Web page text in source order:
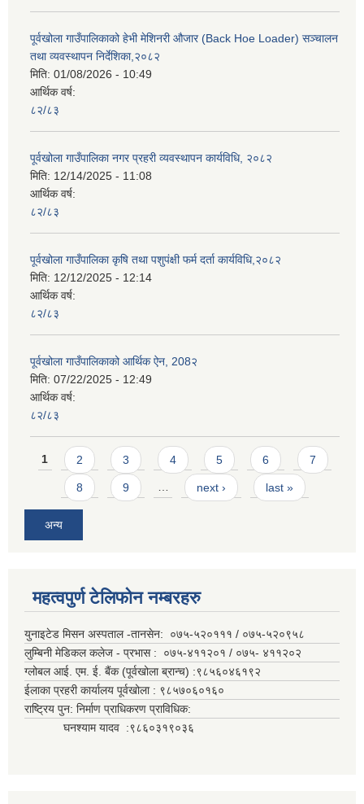
पूर्वखोला गाउँपालिकाको हेभी मेशिनरी औजार (Back Hoe Loader) सञ्चालन
तथा व्यवस्थापन निर्देशिका,२०८२
मिति: 01/08/2026 - 10:49
आर्थिक वर्ष:
८२/८३
पूर्वखोला गाउँपालिका नगर प्रहरी व्यवस्थापन कार्यविधि, २०८२
मिति: 12/14/2025 - 11:08
आर्थिक वर्ष:
८२/८३
पूर्वखोला गाउँपालिका कृषि तथा पशुपंक्षी फर्म दर्ता कार्यविधि,२०८२
मिति: 12/12/2025 - 12:14
आर्थिक वर्ष:
८२/८३
पूर्वखोला गाउँपालिकाको आर्थिक ऐन, 208२
मिति: 07/22/2025 - 12:49
आर्थिक वर्ष:
८२/८३
Pages
1 2 3 4 5 6 7
8 9 … next › last »
अन्य
महत्वपुर्ण टेलिफोन नम्बरहरु
युनाइटेड मिसन अस्पताल -तानसेन: ०७५-५२०१११ / ०७५-५२०९५८
लुम्बिनी मेडिकल कलेज - प्रभास : ०७५-४११२०१ / ०७५- ४११२०२
ग्लोबल आई. एम. ई. बैंक (पूर्वखोला ब्रान्च) :९८५६०४६१९२
ईलाका प्रहरी कार्यालय पूर्वखोला : ९८५७०६०१६०
राष्ट्रिय पुन: निर्माण प्राधिकरण प्राविधिक:
घनश्याम यादव :९८६०३१९०३६